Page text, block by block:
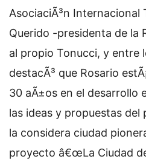
AsociaciÃ³n Internacional
Querido -presidenta de la
al propio Tonucci, y entre
destacÃ³ que Rosario
30 aÃ±os en el desarrollo
las ideas y propuestas del
la considera ciudad
proyecto â€œLa Ciudad